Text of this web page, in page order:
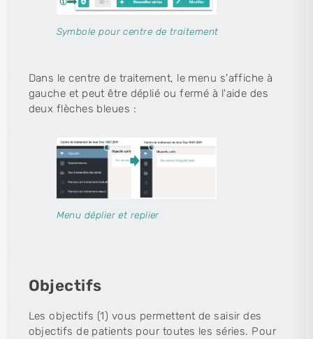
Symbole pour centre de traitement
Dans le centre de traitement, le menu s'affiche à
gauche et peut être déplié ou fermé à l'aide des
deux flèches bleues :
Menu déplier et replier
Objectifs
Les objectifs (1) vous permettent de saisir des
objectifs de patients pour toutes les séries. Pour